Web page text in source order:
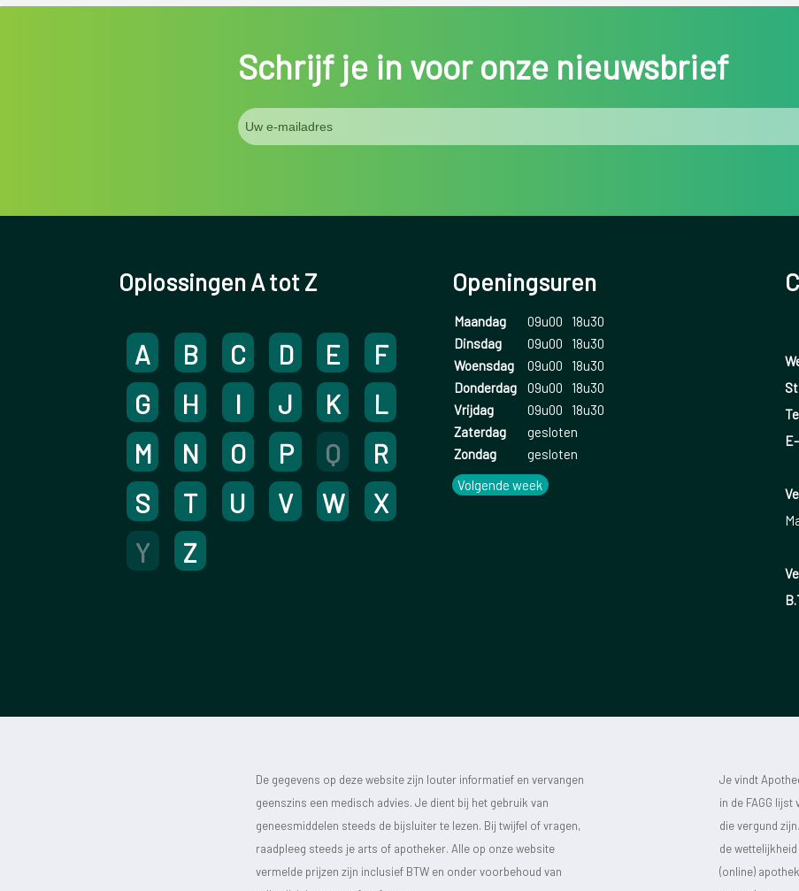
Schrijf je in voor onze nieuwsbrief
Oplossingen A tot Z
A B C D E
F
G
H I J K
L
M
N O P Q
R
S
T U V W
X
Y
Z
Openingsuren
Maandag 09u00
18u30
Dinsdag
09u00
18u30
Woensdag
09u00
18u30
Donderdag
09u00
18u30
Vrijdag
09u00
18u30
Zaterdag
gesloten
Zondag
gesloten
Volgende week
De gegevens op deze website zijn louter informatief en vervangen
geenszins een medisch advies. Je dient bij het gebruik van
geneesmiddelen steeds de bijsluiter te lezen. Bij twijfel of vragen,
raadpleeg steeds je arts of apotheker. Alle op onze website
vermelde prijzen zijn inclusief BTW en onder voorbehoud van
Je vindt
in de FAGG
die vergund
de
(online)